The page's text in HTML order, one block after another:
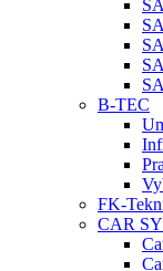
B-TEC
FK-
CAR